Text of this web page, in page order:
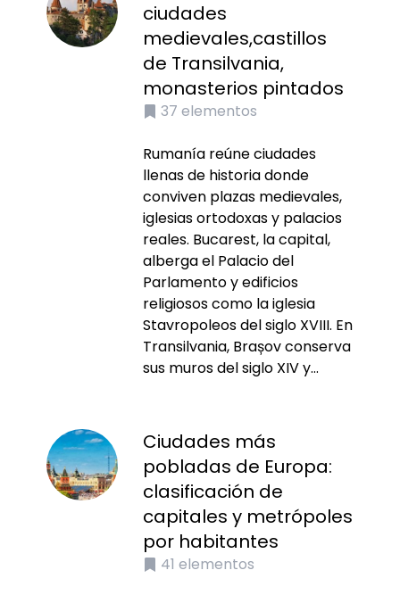
ciudades
medievales,castillos
de Transilvania,
monasterios pintados
37 elementos
Rumanía reúne ciudades
llenas de historia donde
conviven plazas medievales,
iglesias ortodoxas y palacios
reales. Bucarest, la capital,
alberga el Palacio del
Parlamento y edificios
religiosos como la iglesia
Stavropoleos del siglo XVIII. En
Transilvania, Brașov conserva
sus muros del siglo XIV y...
Ciudades más
pobladas de Europa:
clasificación de
capitales y metrópoles
por habitantes
41 elementos